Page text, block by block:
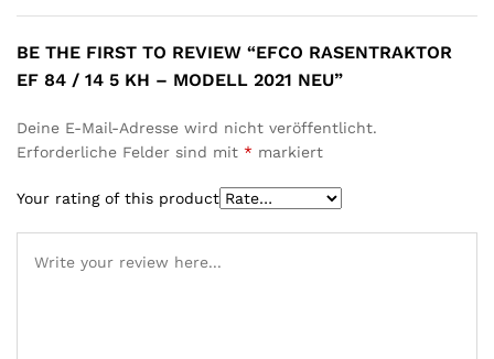
BE THE FIRST TO REVIEW “EFCO RASENTRAKTOR
EF 84 / 14 5 KH – MODELL 2021 NEU”
Deine E-Mail-Adresse wird nicht veröffentlicht.
Erforderliche Felder sind mit * markiert
Your rating of this product